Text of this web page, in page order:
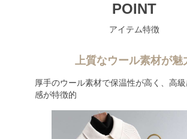
POINT
アイテム特徴
上質なウール素材が魅
厚手のウール素材で保温性が高く、高
感が特徴的